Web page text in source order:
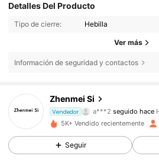
Detalles Del Producto
Tipo de cierre: Hebilla
Ver más
Información de seguridad y contactos
Zhenmei Si
Vendedor
a***2
4,77
274 Seguidores
274 Seguidores
5K+ Vendido recientemente
Seguir